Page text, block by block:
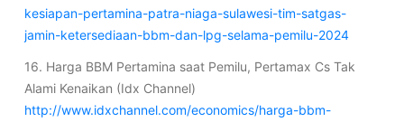
kesiapan-pertamina-patra-niaga-sulawesi-tim-satgas-
jamin-ketersediaan-bbm-dan-lpg-selama-pemilu-2024
16. Harga BBM Pertamina saat Pemilu, Pertamax Cs Tak
Alami Kenaikan (Idx Channel)
http://www.idxchannel.com/economics/harga-bbm-